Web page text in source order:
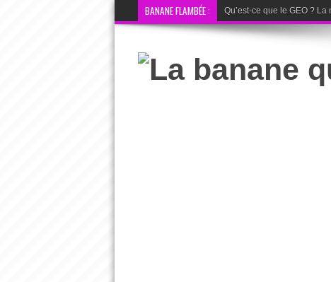
BANANE FLAMBÉE : Qu’est-ce que le GEO ?